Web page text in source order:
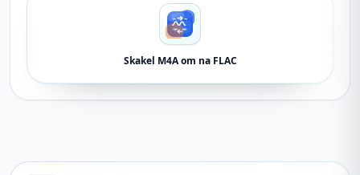
Skakel M4A om na FLAC